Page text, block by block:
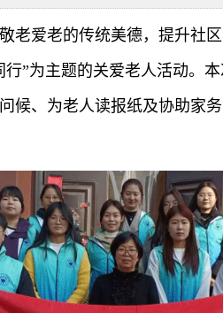
老爱老的传统美德，提升社
”为主题的关爱老人活动。
候、为老人读报纸及协助家